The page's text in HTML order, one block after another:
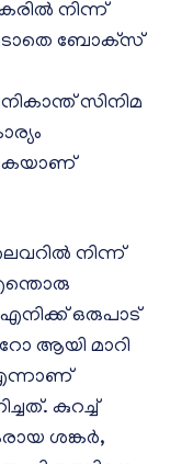
നിന്ന്
കൂടാതെ ബോക്‌സ്
സിനിമ
നിന്ന്
എന്തൊരു
ഒരുപാട്
ആയി മാറി
കുറച്ച്
ശങ്കര്‍,